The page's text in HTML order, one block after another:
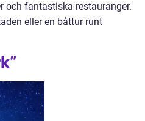
och fantastiska restauranger.
eller en båttur runt